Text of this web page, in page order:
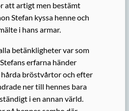
att artigt men bestämt
Stefan kyssa henne och
i hans armar.
betänkligheter var som
erfarna händer
bröstvårtor och efter
ner till hennes bara
i en annan värld.